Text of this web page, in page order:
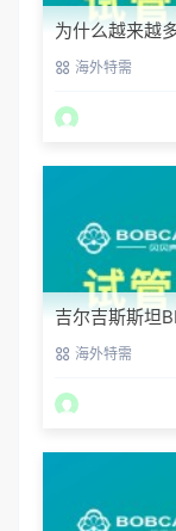
为什么越来越
海外特需
吉尔吉斯斯坦
海外特需